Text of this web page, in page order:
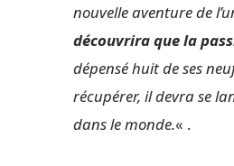
nouvelle aventure de
découvrira que la
dépensé huit de ses
récupérer, il devra se
dans le monde.« .